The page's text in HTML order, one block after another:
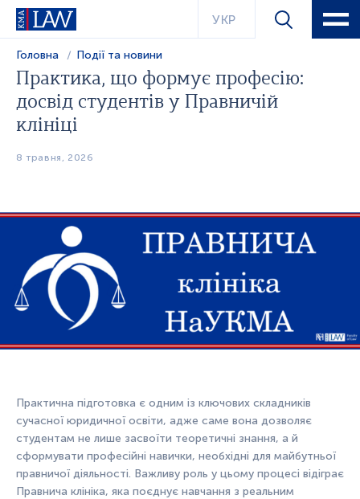
УКР
Головна Події та новини
Практика, що формує професію:
досвід студентів у Правничій
клініці
8 травня, 2026
Практична підготовка є одним із ключових складників
сучасної юридичної освіти, адже саме вона дозволяє
студентам не лише засвоїти теоретичні знання, а й
сформувати професійні навички, необхідні для майбутньої
правничої діяльності. Важливу роль у цьому процесі відіграє
Правнича клініка, яка поєднує навчання з реальним